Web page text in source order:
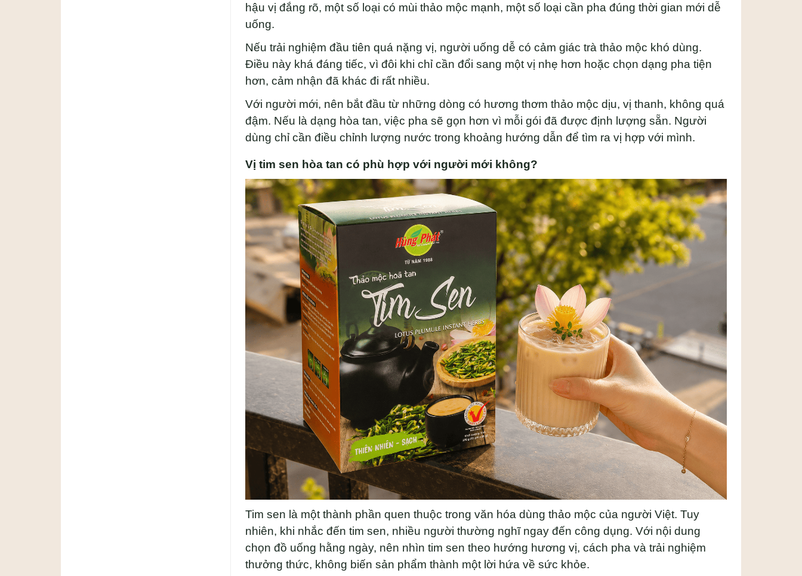
hậu vị đắng rõ, một số loại có mùi thảo mộc mạnh, một số loại cần pha đúng thời gian mới dễ
uống.
Nếu trải nghiệm đầu tiên quá nặng vị, người uống dễ có cảm giác trà thảo mộc khó dùng.
Điều này khá đáng tiếc, vì đôi khi chỉ cần đổi sang một vị nhẹ hơn hoặc chọn dạng pha tiện
hơn, cảm nhận đã khác đi rất nhiều.
Với người mới, nên bắt đầu từ những dòng có hương thơm thảo mộc dịu, vị thanh, không quá
đậm. Nếu là dạng hòa tan, việc pha sẽ gọn hơn vì mỗi gói đã được định lượng sẵn. Người
dùng chỉ cần điều chỉnh lượng nước trong khoảng hướng dẫn để tìm ra vị hợp với mình.
Vị tim sen hòa tan có phù hợp với người mới không?
Tim sen là một thành phần quen thuộc trong văn hóa dùng thảo mộc của người Việt. Tuy
nhiên, khi nhắc đến tim sen, nhiều người thường nghĩ ngay đến công dụng. Với nội dung
chọn đồ uống hằng ngày, nên nhìn tim sen theo hướng hương vị, cách pha và trải nghiệm
thưởng thức, không biến sản phẩm thành một lời hứa về sức khỏe.